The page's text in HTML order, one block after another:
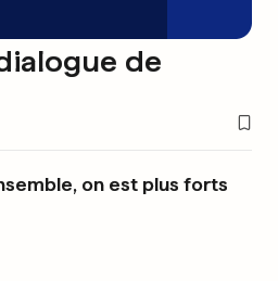
de
on est plus forts